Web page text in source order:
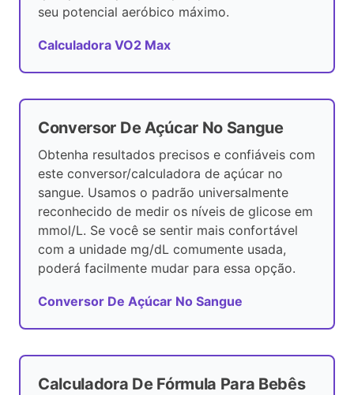
seu potencial aeróbico máximo.
Calculadora VO2 Max
Conversor De Açúcar No Sangue
Obtenha resultados precisos e confiáveis com
este conversor/calculadora de açúcar no
sangue. Usamos o padrão universalmente
reconhecido de medir os níveis de glicose em
mmol/L. Se você se sentir mais confortável
com a unidade mg/dL comumente usada,
poderá facilmente mudar para essa opção.
Conversor De Açúcar No Sangue
Calculadora De Fórmula Para Bebês